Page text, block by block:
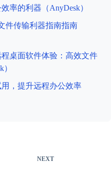
率的利器（AnyDesk）
件传输利器指南指南
桌面软件体验：高效文件
，提升远程办公效率
NEXT